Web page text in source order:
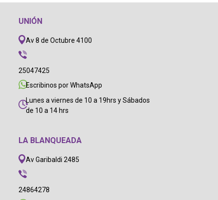
UNIÓN
Av 8 de Octubre 4100
25047425
Escribinos por WhatsApp
Lunes a viernes de 10 a 19hrs y Sábados
de 10 a 14 hrs
LA BLANQUEADA
Av Garibaldi 2485
24864278